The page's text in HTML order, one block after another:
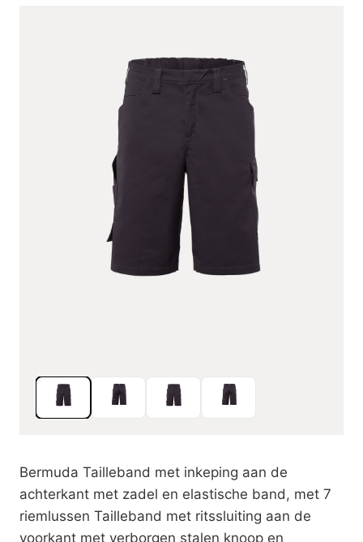
Bermuda Tailleband met inkeping aan de
achterkant met zadel en elastische band, met 7
riemlussen Tailleband met ritssluiting aan de
voorkant met verborgen stalen knoop en